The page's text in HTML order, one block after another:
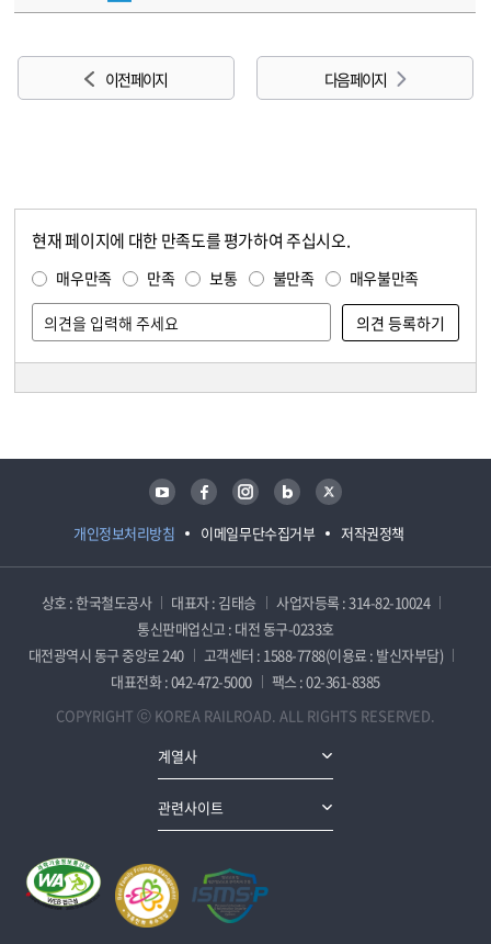
이전 페이지 다음 페이지
현재 페이지에 대한 만족도를 평가하여 주십시오.
매우만족 만족 보통 불만족 매우불만족
개인정보처리방침 이메일무단수집거부 저작권정책
유튜브 페이스북 인스타그램 블로그 트위터
상호 : 한국철도공사 대표자 : 김태승
사업자등록 : 314-82-10024
통신판매업신고 : 대전 동구-0233호
대전광역시 동구 중앙로 240
고객센터 : 1588-7788(이용료 : 발신자부담)
대표전화 : 042-472-5000
팩스 : 02-361-8385
COPYRIGHT ⓒ KOREA RAILROAD. ALL RIGHTS RESERVED.
계열사
관련사이트